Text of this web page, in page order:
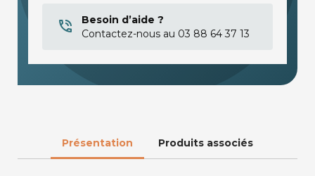
Besoin d’aide ?
Contactez-nous au 03 88 64 37 13
Présentation Produits associés